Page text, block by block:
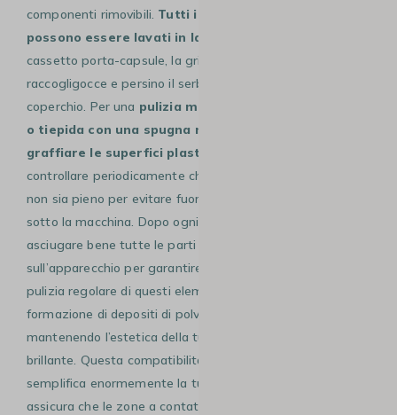
componenti rimovibili. Tutti i componenti smontabili
possono essere lavati in lavastoviglie
cassetto porta-capsule, la griglia poggiatazza, il cassetto
raccogligocce e persino il serbatoio dell’acqua con il suo
coperchio. Per una pulizia manuale
o tiepida con una spugna non abrasiva per non
graffiare le superfici plastiche
controllare periodicamente che il cassetto raccogligocce
non sia pieno per evitare fuoriuscite e infiltrazioni d’acqua
sotto la macchina. Dopo ogni lavaggio, è importante
asciugare bene tutte le parti prima di rimontarle
sull’apparecchio per garantire un’igiene perfetta. La
pulizia regolare di questi elementi impedisce la
formazione di depositi di polvere di caffè e muffe,
mantenendo l’estetica della tua macchina sempre
brillante. Questa compatibilità con la lavastoviglie
semplifica enormemente la tua routine settimanale e
assicura che le zone a contatto con i residui di caffè